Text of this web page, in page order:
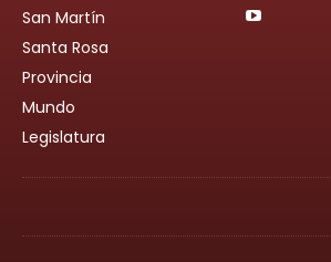
San Martín
Santa Rosa
Provincia
Mundo
Legislatura